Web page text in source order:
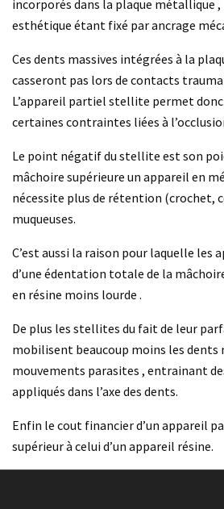
incorporés dans la plaque métallique
esthétique étant fixé par ancrage
Ces dents massives intégrées à la
casseront pas lors de contacts
L’appareil partiel stellite permet donc
certaines contraintes liées à
Le point négatif du stellite est son
mâchoire supérieure un appareil en
nécessite plus de rétention (crochet,
muqueuses.
C’est aussi la raison pour laquelle les
d’une édentation totale de la
en résine moins lourde .
De plus les stellites du fait de leur
mobilisent beaucoup moins les dents
mouvements parasites , entrainant
appliqués dans l’axe des dents.
Enfin le cout financier d’un appareil
supérieur à celui d’un appareil résine.